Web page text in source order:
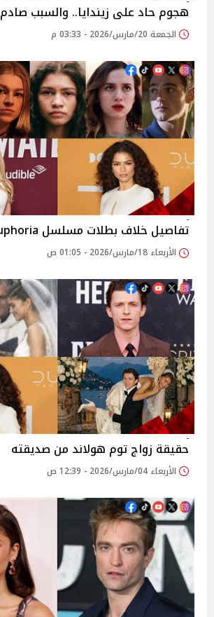
هجوم حاد على زيندايا.. والسبب صادم
الجمعة 20/مارس/2026 - 03:33 م
تفاصيل خلاف بطلات مسلسل Euphoria
الأربعاء 18/مارس/2026 - 01:05 ص
حقيقة زواج توم هولاند من صديقته
الأربعاء 04/مارس/2026 - 12:39 ص